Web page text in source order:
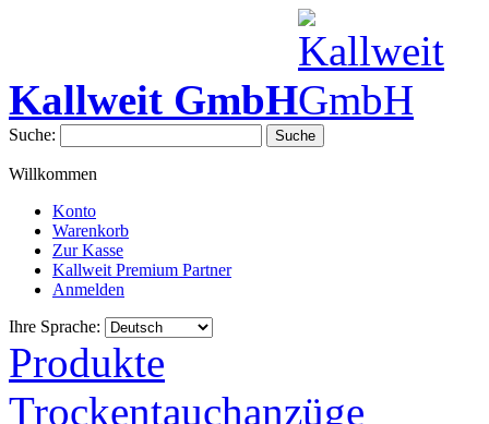
Kallweit GmbH
Suche: Suche
Willkommen
Konto
Warenkorb
Zur Kasse
Kallweit Premium Partner
Anmelden
Ihre Sprache:
Produkte
Trockentauchanzüge